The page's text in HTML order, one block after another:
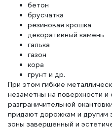
бетон
брусчатка
резиновая крошка
декоративный камень
галька
газон
кора
грунт и др.
При этом гибкие
незаметны на поверхности
разграничительной
придают дорожкам и другим
зоны завершенный и